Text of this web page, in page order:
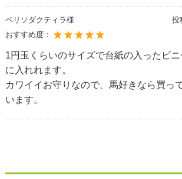
ペリソダクティラ様 投
おすすめ度：
1円玉くらいのサイズで台紙の入ったビ
に入れれます。
カワイイお守りなので、馬好きなら買っ
います。